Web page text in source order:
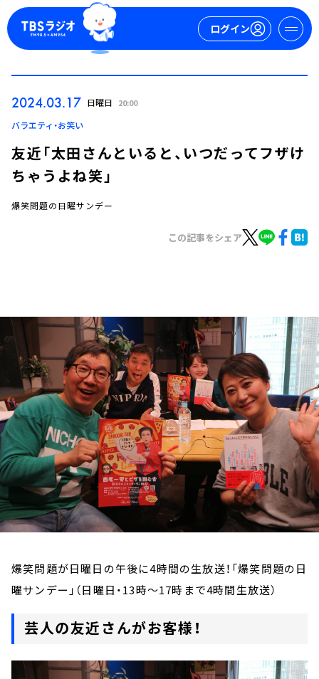
ログイン
ログイン
お知らせ
イベント・グッズ
YouTube
会社情報
2024.03.17 日曜日 20:00
バラエティ・お笑い
友近「太田さんといると、いつだってフザけ
ちゃうよね笑」
爆笑問題の日曜サンデー
この記事をシェア
爆笑問題が日曜日の午後に4時間の生放送！「爆笑問題の日
曜サンデー」（日曜日・13時～17時まで4時間生放送）
芸人の友近さんがお客様！